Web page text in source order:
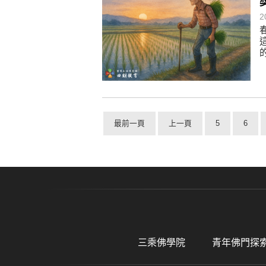
最前一頁 上一頁 5 6
三乘佛學院 青年佛門探